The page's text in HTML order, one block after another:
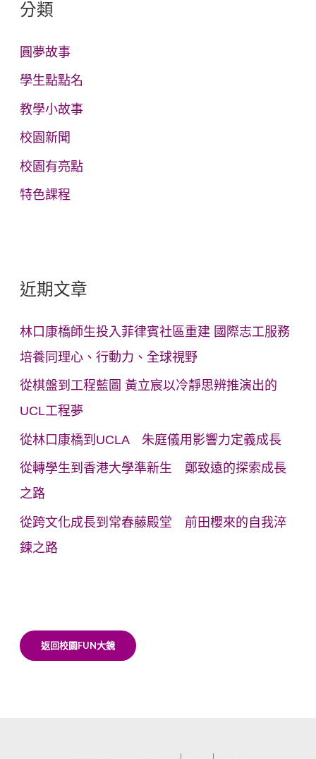
字
:
分類
圓夢故事
學生點點名
教學小故事
校園新聞
校園有亮點
特色課程
近期文章
林口康橋師生投入菲律賓社區重建 國際志工服務
培養同理心、行動力、全球視野
從棋盤到工程藍圖 黃立宸以冷靜思辨推演出的
UCL工程夢
從林口康橋到UCLA 朱庭儀用影響力定義成長
從轉學生到香港大學準新生 鄭致遠的探索成長
之路
從跨文化成長到常春藤殿堂 前田櫻來的自我淬
鍊之路
返回校園FUN大鏡